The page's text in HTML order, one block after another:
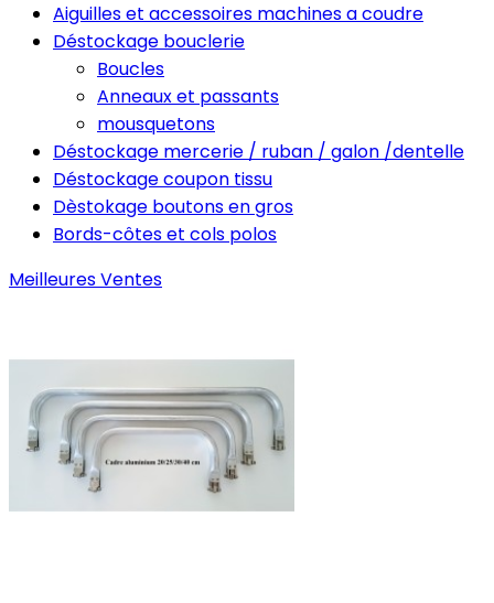
Aiguilles et accessoires machines a coudre
Déstockage bouclerie
Boucles
Anneaux et passants
mousquetons
Déstockage mercerie / ruban / galon /dentelle
Déstockage coupon tissu
Dèstokage boutons en gros
Bords-côtes et cols polos
Meilleures Ventes